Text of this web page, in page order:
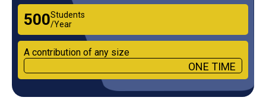
₹500Students
/Year
A contribution of any size
ONE TIME